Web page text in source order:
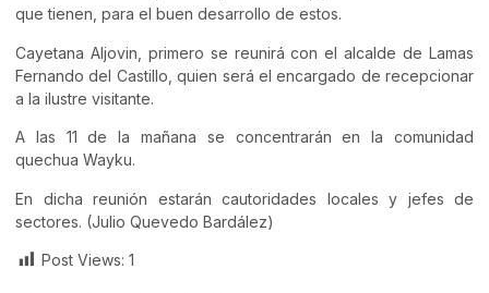
que tienen, para el buen desarrollo de estos.
Cayetana Aljovin, primero se reunirá con el alcalde de Lamas
Fernando del Castillo, quien será el encargado de recepcionar
a la ilustre visitante.
A las 11 de la mañana se concentrarán en la comunidad
quechua Wayku.
En dicha reunión estarán cautoridades locales y jefes de
sectores. (Julio Quevedo Bardález)
Post Views: 1